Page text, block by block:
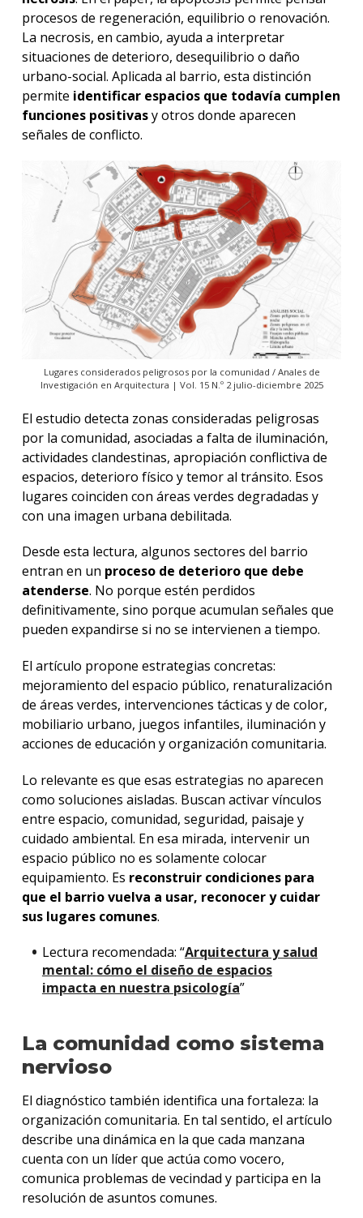
procesos de regeneración, equilibrio o renovación.
La necrosis, en cambio, ayuda a interpretar
situaciones de deterioro, desequilibrio o daño
urbano-social. Aplicada al barrio, esta distinción
permite identificar espacios que todavía cumplen
funciones positivasy otros donde aparecen
señales de conflicto.
Lugares considerados peligrosos por la comunidad / Anales de
Investigación en Arquitectura | Vol. 15 N.º 2 julio-diciembre 2025
El estudio detecta zonas consideradas peligrosas
por la comunidad, asociadas a falta de iluminación,
actividades clandestinas, apropiación conflictiva de
espacios, deterioro físico y temor al tránsito. Esos
lugares coinciden con áreas verdes degradadas y
con una imagen urbana debilitada.
Desde esta lectura, algunos sectores del barrio
entran en un proceso de deterioro que debe
atenderse. No porque estén perdidos
definitivamente, sino porque acumulan señales que
pueden expandirse si no se intervienen a tiempo.
El artículo propone estrategias concretas:
mejoramiento del espacio público, renaturalización
de áreas verdes, intervenciones tácticas y de color,
mobiliario urbano, juegos infantiles, iluminación y
acciones de educación y organización comunitaria.
Lo relevante es que esas estrategias no aparecen
como soluciones aisladas. Buscan activar vínculos
entre espacio, comunidad, seguridad, paisaje y
cuidado ambiental. En esa mirada, intervenir un
espacio público no es solamente colocar
equipamiento. Es reconstruir condiciones para
que el barrio vuelva a usar, reconocer y cuidar
sus lugares comunes.
Lectura recomendada: “Arquitectura y salud
mental: cómo el diseño de espacios
impacta en nuestra psicología”
La comunidad como sistema
nervioso
El diagnóstico también identifica una fortaleza: la
organización comunitaria. En tal sentido, el artículo
describe una dinámica en la que cada manzana
cuenta con un líder que actúa como vocero,
comunica problemas de vecindad y participa en la
resolución de asuntos comunes.